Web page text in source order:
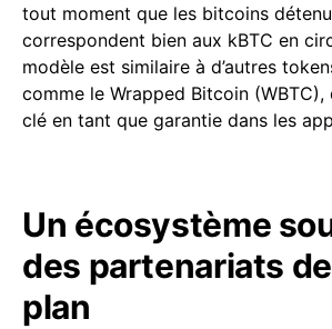
tout moment que les bitcoins
correspondent bien aux kBTC en
modèle est similaire à d’autres
comme le Wrapped Bitcoin
clé en tant que garantie dans les
Un écosystème
des partenariats
plan